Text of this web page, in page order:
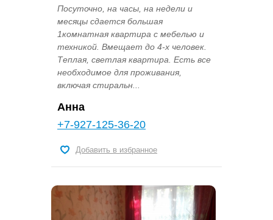
Посуточно, на часы, на недели и
месяцы сдается большая
1комнатная квартира с мебелью и
техникой. Вмещает до 4-х человек.
Теплая, светлая квартира. Есть все
необходимое для проживания,
включая стиральн...
Анна
+7-927-125-36-20
Добавить в избранное